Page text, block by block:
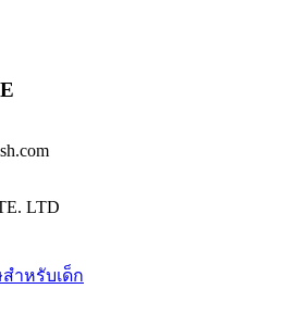
LTD
ำหรับเด็ก